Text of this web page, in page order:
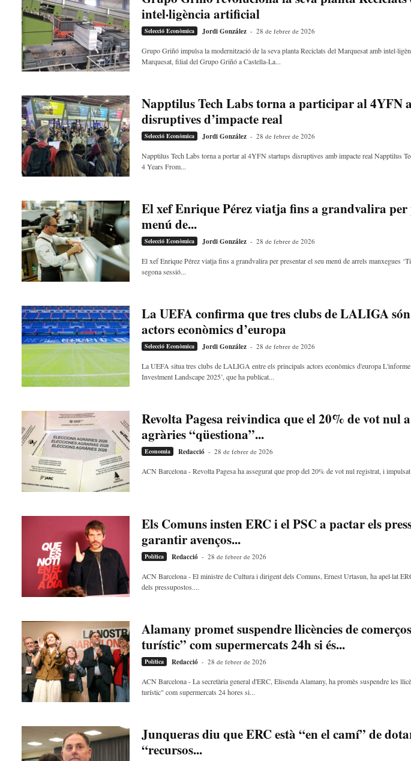
intel·ligència artificial
Selecció Econòmica Jordi González - 28 de febrer de 2026
Grupo Griñó impulsa la modernització de la seva planta Reciclats del Marquesat amb
Marquesat, filial del Grupo Griñó a Castella-La...
Napptilus Tech Labs torna a participar al 4YFN
disruptives d’impacte real
Selecció Econòmica Jordi González - 28 de febrer de 2026
Napptilus Tech Labs torna a portar al 4YFN startups disruptives amb impacte real Napptilus
4 Years From...
El xef Enrique Pérez viatja fins a grandvalira per
menú de...
Selecció Econòmica Jordi González - 28 de febrer de 2026
El xef Enrique Pérez viatja fins a grandvalira per presentar el seu menú de arrels manxegues
segona sessió...
La UEFA confirma que tres clubs de LALIGA
actors econòmics d’europa
Selecció Econòmica Jordi González - 28 de febrer de 2026
La UEFA situa tres clubs de LALIGA entre els principals actors econòmics d'europa
Investment Landscape 2025’, que ha publicat...
Revolta Pagesa reivindica que el 20% de vot nul
agràries “qüestiona”...
Economia Redacció - 28 de febrer de 2026
ACN Barcelona - Revolta Pagesa ha assegurat que prop del 20% de vot nul registrat, i
Els Comuns insten ERC i el PSC a pactar els
garantir avenços...
Política Redacció - 28 de febrer de 2026
ACN Barcelona - El ministre de Cultura i dirigent dels Comuns, Ernest Urtasun, ha apel·lat
dels pressupostos....
Alamany promet suspendre llicències de
turístic” com supermercats 24h si és...
Política Redacció - 28 de febrer de 2026
ACN Barcelona - La secretària general d'ERC, Elisenda Alamany, ha promès suspendre les
turístic" com supermercats 24 hores si...
Junqueras diu que ERC està “en el camí” de
“recursos...